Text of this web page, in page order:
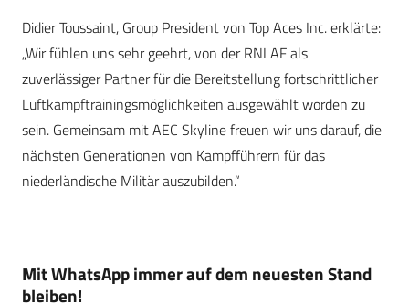
Didier Toussaint, Group President von Top Aces Inc. erklärte:
„Wir fühlen uns sehr geehrt, von der RNLAF als
zuverlässiger Partner für die Bereitstellung fortschrittlicher
Luftkampftrainingsmöglichkeiten ausgewählt worden zu
sein. Gemeinsam mit AEC Skyline freuen wir uns darauf, die
nächsten Generationen von Kampfführern für das
niederländische Militär auszubilden.“
Mit WhatsApp immer auf dem neuesten Stand
bleiben!